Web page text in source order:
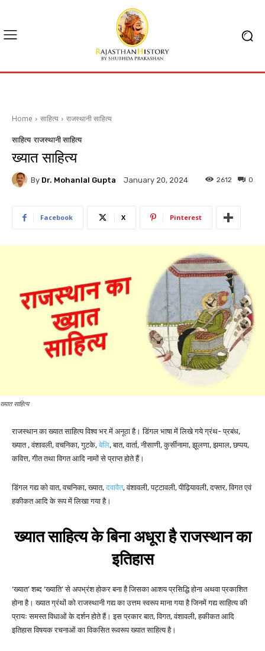
Home साहित्य राजस्थानी साहित्य
साहित्य राजस्थानी साहित्य
ख्यात साहित्य
By Dr. Mohanlal Gupta January 20, 2024 0
2612
Facebook X Pinterest
ख्यात साहित्य
राजस्थान का ख्यात साहित्य विश्व भर में अनूठा है। डिंगल भाषा में लिखे गये ग्रंथ- प्रबंध,
ख्यात , वंशावली, वचनिका, गुटके, बेलि, बात, वार्ता, नीसाणी, कुर्सीनामा, झूलणा, झमाल, छप्पय,
कवित्त, गीत तथा विगत आदि नामों से प्राप्त होते हैं।
डिंगल गद्य को वात, वचनिका, ख्यात, दवावैत, वंशावली, पट्टावली, पीढ़ियावली, दफ्तर, विगत एवं
हकीकत आदि के रूप में लिखा गया है।
ख्यात साहित्यके बिना अधूरा है राजस्थान का
इतिहास
‘ख्यात’ शब्द ‘ख्याति’ से अपभ्रंश होकर बना है जिसका आशय प्रसिद्धि होना अथवा प्रकाशित
होना है। ख्यात ग्रंथों को राजस्थानी गद्य का उत्तम स्वरूप माना गया है जिनमें गद्य साहित्य की
प्रायः समस्त विधाओं के दर्शन होते हैं। इस प्रकार बात, विगत, वंशावली, हकीकत आदि
इतिहास विषयक रचनाओं का विकसित रूवरूप ख्यात साहित्य है।